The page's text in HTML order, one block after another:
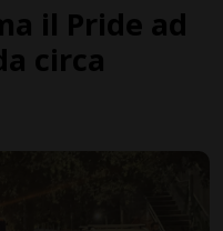
il Pride ad
circa